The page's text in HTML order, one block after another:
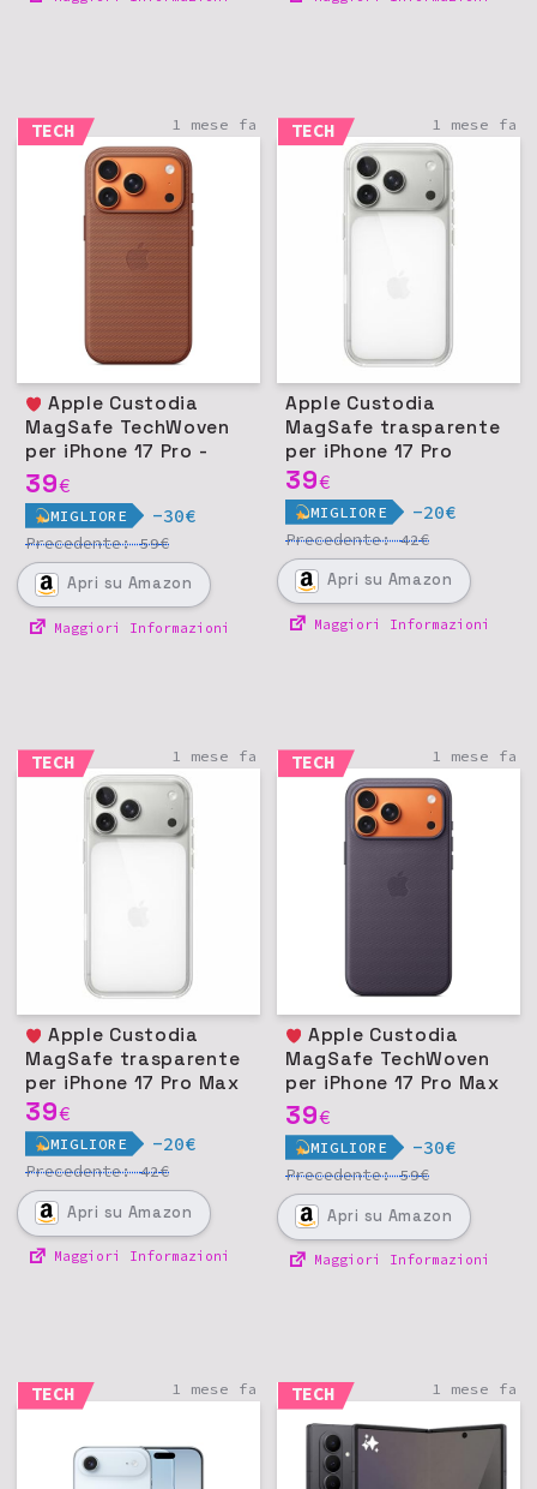
TECH 1 mese fa
Apple Custodia
MagSafe TechWoven
per iPhone 17 Pro -
Terra di Siena
39€
MIGLIORE -30€
Precedente:59€
Apri su Amazon
Maggiori Informazioni
TECH 1 mese fa
Apple Custodia
MagSafe trasparente
per iPhone 17 Pro
39€
MIGLIORE -20€
Precedente:42€
Apri su Amazon
Maggiori Informazioni
TECH 1 mese fa
Apple Custodia
MagSafe trasparente
per iPhone 17 Pro Max
39€
MIGLIORE -20€
Precedente:42€
Apri su Amazon
Maggiori Informazioni
TECH 1 mese fa
Apple Custodia
MagSafe TechWoven
per iPhone 17 Pro Max
- Viola
39€
MIGLIORE -30€
Precedente:59€
Apri su Amazon
Maggiori Informazioni
TECH 1 mese fa TECH 1 mese fa